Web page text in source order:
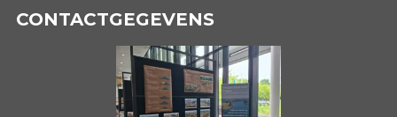
CONTACTGEGEVENS